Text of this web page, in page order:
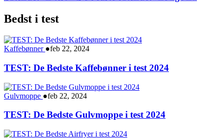
Bedst i test
Kaffebønner ●feb 22, 2024
TEST: De Bedste Kaffebønner i test 2024
Gulvmoppe ●feb 22, 2024
TEST: De Bedste Gulvmoppe i test 2024